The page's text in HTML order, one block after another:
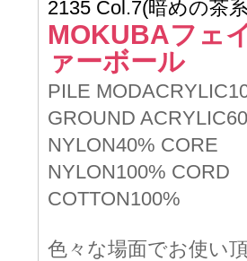
2135 Col.7(暗めの茶
MOKUBAフェ
ァーボール
PILE
GROUND
NYLON40% CORE
NYLON100% CORD
COTTON100%
色々な場面でお使い